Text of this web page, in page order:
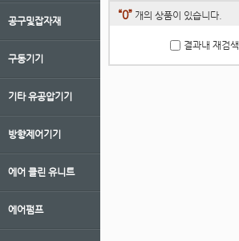
공구및잡자재
구동기기
기타 유공압기기
방향제어기기
에어 클린 유니트
에어펌프
“0” 개의 상품이 있습니다.
결과내 재검색